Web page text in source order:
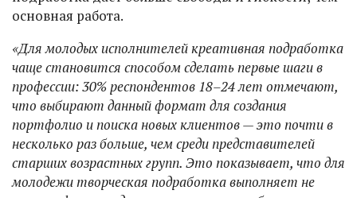
основная работа.
«Для молодых исполнителей креативная подработка
чаще становится способом сделать первые шаги в
профессии: 30% респондентов 18–24 лет отмечают,
что выбирают данный формат для создания
портфолио и поиска новых клиентов — это почти в
несколько раз больше, чем среди представителей
старших возрастных групп. Это показывает, что для
молодежи творческая подработка выполняет не